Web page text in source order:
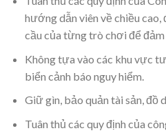
hướng dẫn viên về chiều cao,
cầu của từng trò chơi để đảm
Không tựa vào các khu vực
biển cảnh báo nguy hiểm.
Giữ gìn, bảo quản tài sản, đồ
Tuân thủ các quy định của